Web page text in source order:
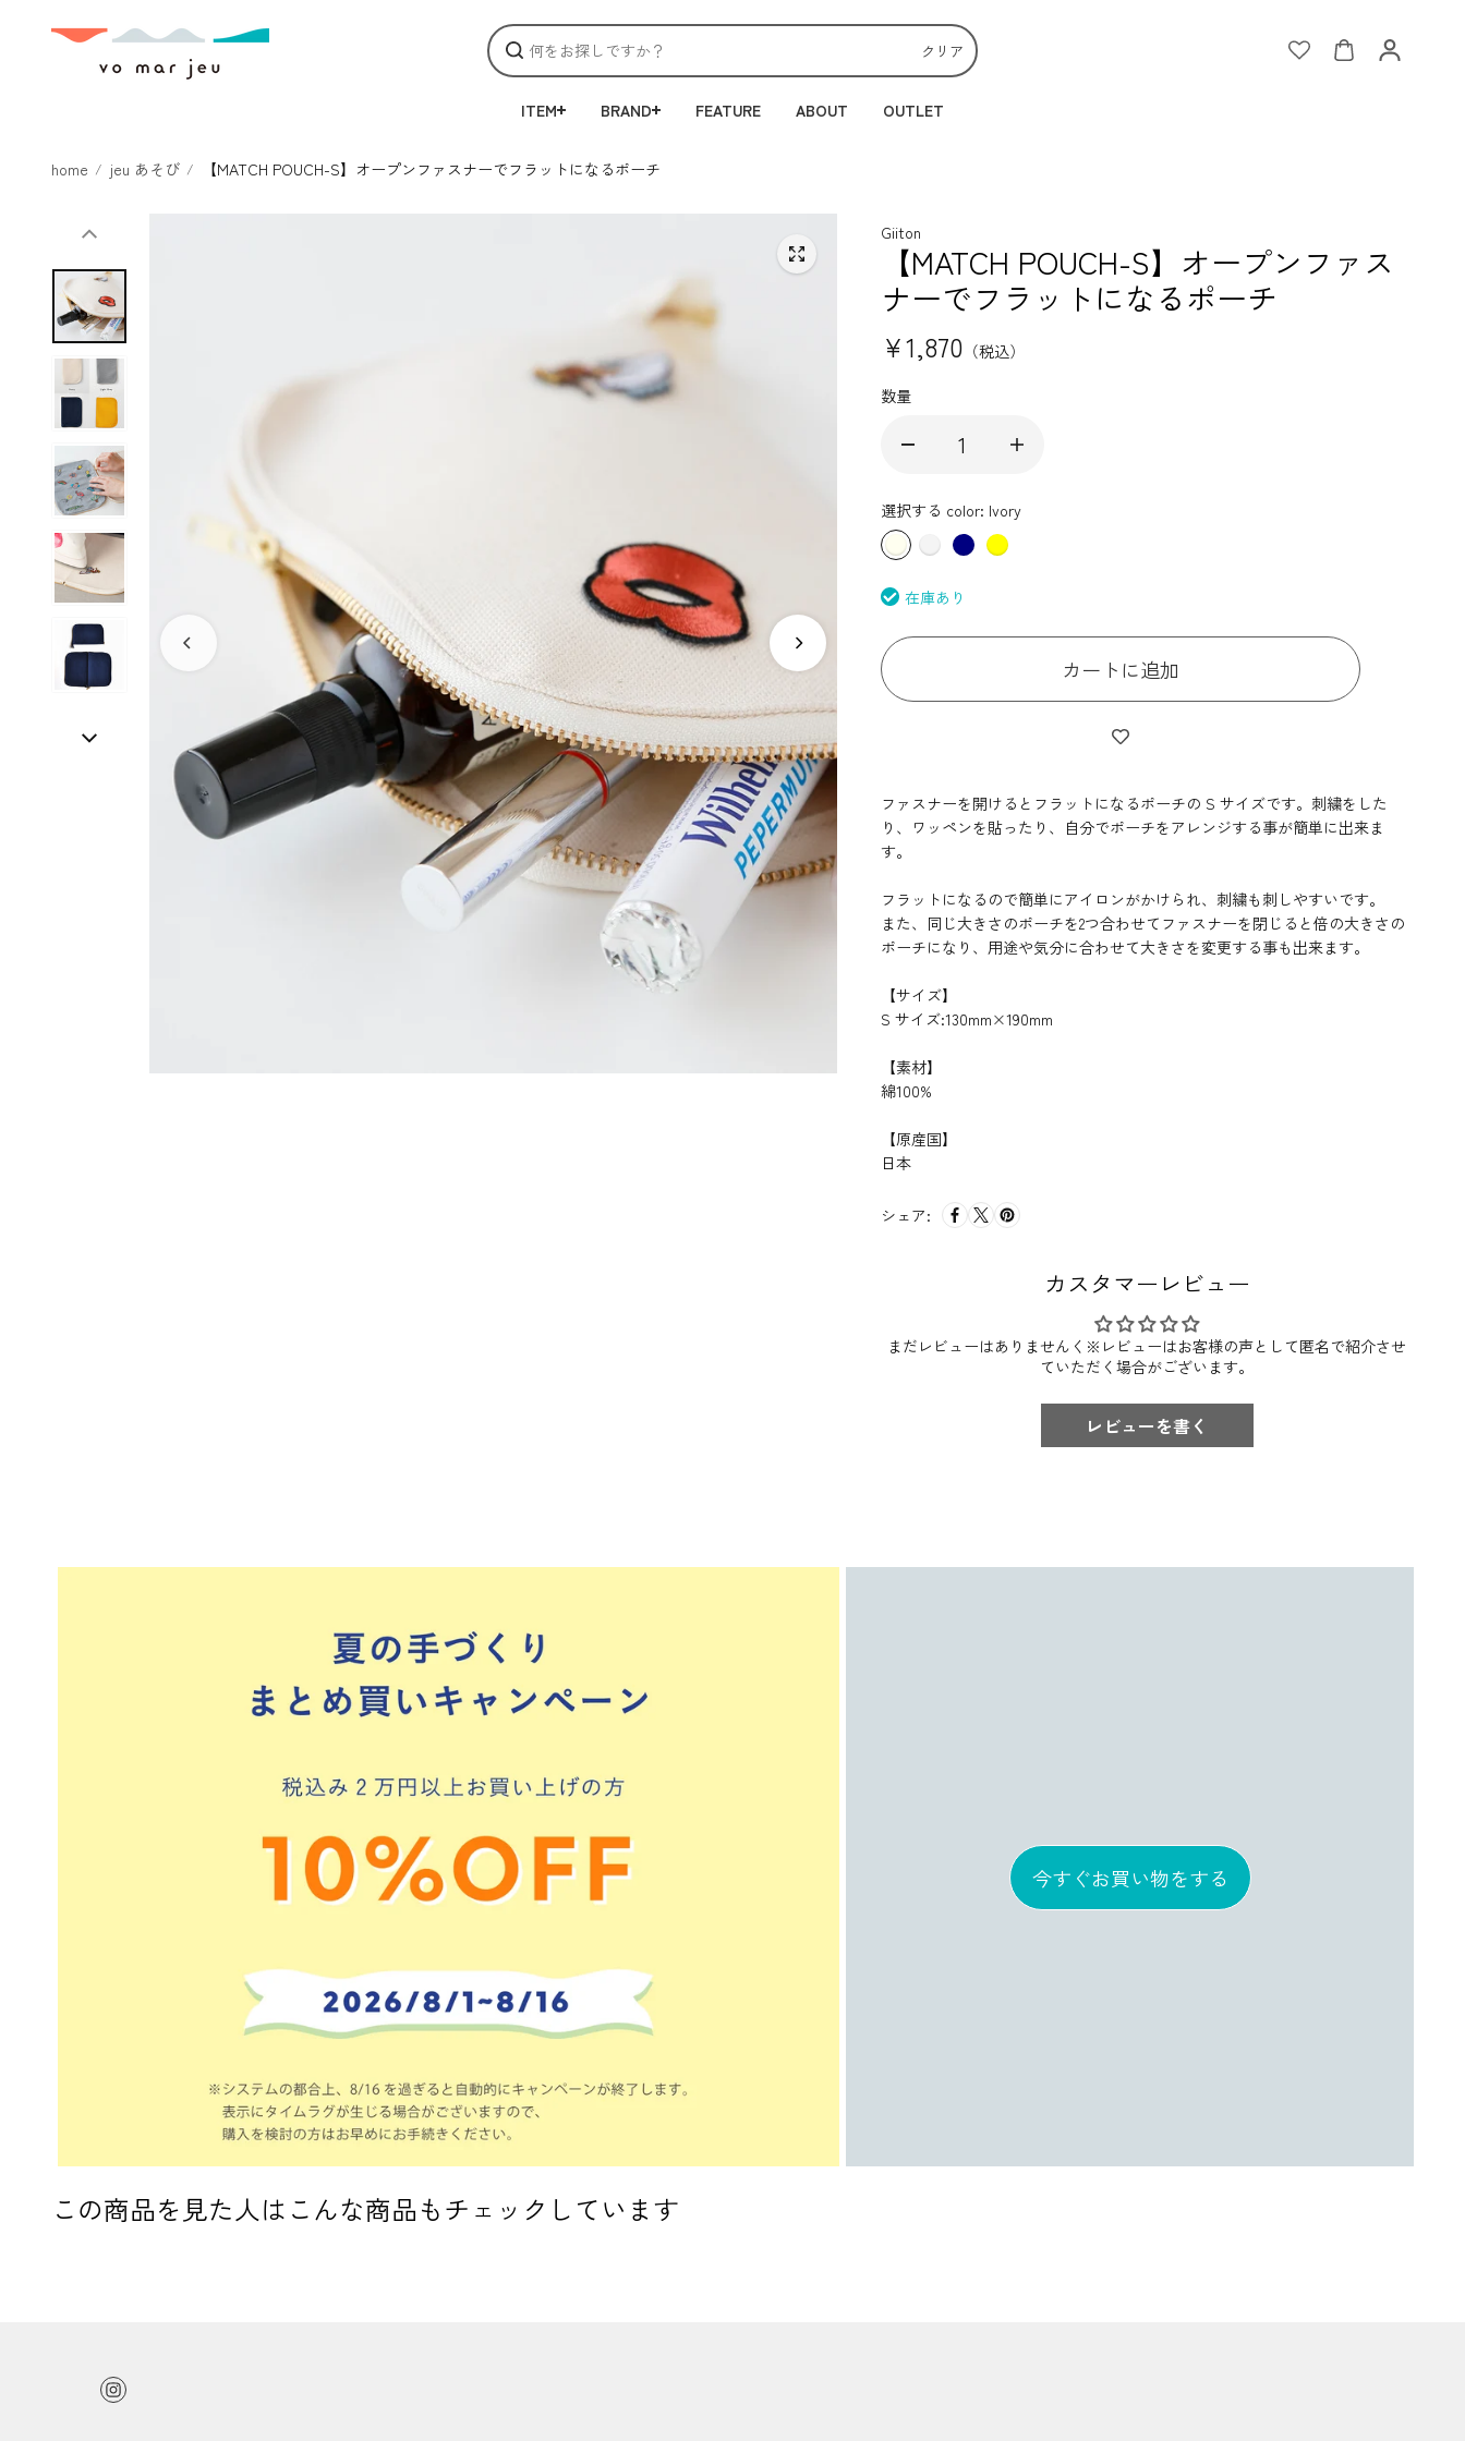
ップ
クリア
ITEM BRAND FEATURE ABOUT OUTLET
home jeu あそび 【MATCH POUCH-S】オープンファスナーでフラットになるポーチ
Giiton
【MATCH POUCH-S】オープンファス
ナーでフラットになるポーチ
¥1,870 （税込）
数量
選択する color: Ivory
在庫あり
カートに追加
ファスナーを開けるとフラットになるポーチの S サイズです。刺繍をした
り、ワッペンを貼ったり、自分でポーチをアレンジする事が簡単に出来ま
す。
フラットになるので簡単にアイロンがかけられ、刺繍も刺しやすいです。
また、同じ大きさのポーチを2つ合わせてファスナーを閉じると倍の大きさの
ポーチになり、用途や気分に合わせて大きさを変更する事も出来ます。
【サイズ】
S サイズ:130mm×190mm
【素材】
綿100%
【原産国】
日本
シェア:
カスタマーレビュー
まだレビューはありませんく※レビューはお客様の声として匿名で紹介させ
ていただく場合がございます。
レビューを書く
今すぐお買い物をする
この商品を見た人はこんな商品もチェックしています